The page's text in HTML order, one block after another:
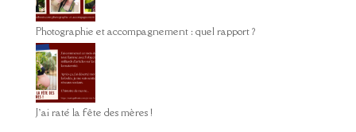
Photographie et accompagnement : quel rapport ?
J’ai raté la fête des mères !